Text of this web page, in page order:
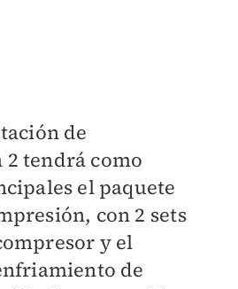
de
2 tendrá como
el paquete
con 2 sets
y el
de